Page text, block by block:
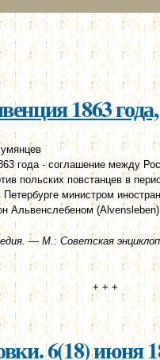
1863
- соглашение между
польских повстанцев в
министром
Альвенслебеном
— М.: Советская
+ + +
1863 года, 8 февраля
6(18) июня